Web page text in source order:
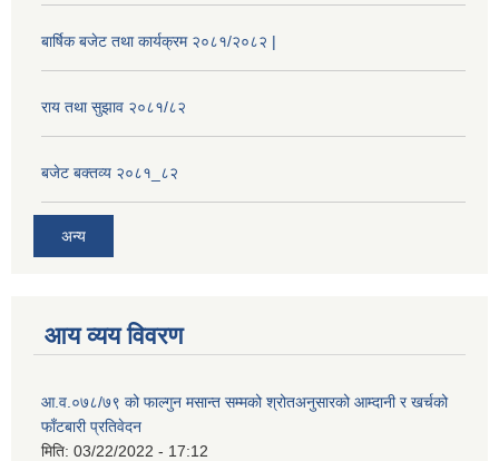
बार्षिक बजेट तथा कार्यक्रम २०८१/२०८२ |
राय तथा सुझाव २०८१/८२
बजेट बक्तव्य २०८१_८२
अन्य
आय व्यय विवरण
आ.व.०७८/७९ को फाल्गुन मसान्त सम्मको श्रोतअनुसारको आम्दानी र खर्चको
फाँटबारी प्रतिवेदन
मिति: 03/22/2022 - 17:12